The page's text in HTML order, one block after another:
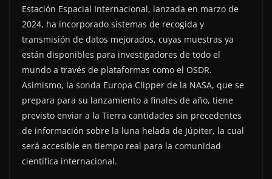
Estación Espacial Internacional, lanzada en marzo de
2024, ha incorporado sistemas de recogida y
transmisión de datos mejorados, cuyas muestras ya
están disponibles para investigadores de todo el
mundo a través de plataformas como el OSDR.
Asimismo, la sonda Europa Clipper de la NASA, que se
prepara para su lanzamiento a finales de año, tiene
previsto enviar a la Tierra cantidades sin precedentes
de información sobre la luna helada de Júpiter, la cual
será accesible en tiempo real para la comunidad
científica internacional.